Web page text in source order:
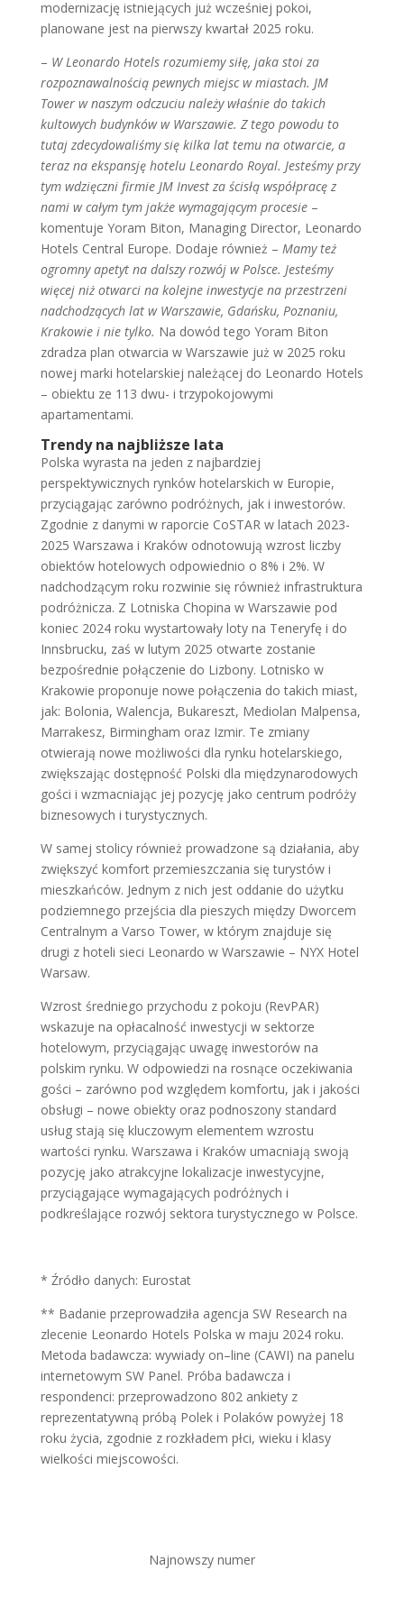
modernizację istniejących już wcześniej pokoi,
planowane jest na pierwszy kwartał 2025 roku.
– W Leonardo Hotels rozumiemy siłę, jaka stoi za
rozpoznawalnością pewnych miejsc w miastach. JM
Tower w naszym odczuciu należy właśnie do takich
kultowych budynków w Warszawie. Z tego powodu to
tutaj zdecydowaliśmy się kilka lat temu na otwarcie, a
teraz na ekspansję hotelu Leonardo Royal. Jesteśmy przy
tym wdzięczni firmie JM Invest za ścisłą współpracę z
nami w całym tym jakże wymagającym procesie–
komentuje Yoram Biton, Managing Director, Leonardo
Hotels Central Europe. Dodaje również – Mamy też
ogromny apetyt na dalszy rozwój w Polsce. Jesteśmy
więcej niż otwarci na kolejne inwestycje na przestrzeni
nadchodzących lat w Warszawie, Gdańsku, Poznaniu,
Krakowie i nie tylko. Na dowód tego Yoram Biton
zdradza plan otwarcia w Warszawie już w 2025 roku
nowej marki hotelarskiej należącej do Leonardo Hotels
– obiektu ze 113 dwu- i trzypokojowymi
apartamentami.
Trendy na najbliższe lata
Polska wyrasta na jeden z najbardziej
perspektywicznych rynków hotelarskich w Europie,
przyciągając zarówno podróżnych, jak i inwestorów.
Zgodnie z danymi w raporcie CoSTAR w latach 2023-
2025 Warszawa i Kraków odnotowują wzrost liczby
obiektów hotelowych odpowiednio o 8% i 2%. W
nadchodzącym roku rozwinie się również infrastruktura
podróżnicza. Z Lotniska Chopina w Warszawie pod
koniec 2024 roku wystartowały loty na Teneryfę i do
Innsbrucku, zaś w lutym 2025 otwarte zostanie
bezpośrednie połączenie do Lizbony. Lotnisko w
Krakowie proponuje nowe połączenia do takich miast,
jak: Bolonia, Walencja, Bukareszt, Mediolan Malpensa,
Marrakesz, Birmingham oraz Izmir. Te zmiany
otwierają nowe możliwości dla rynku hotelarskiego,
zwiększając dostępność Polski dla międzynarodowych
gości i wzmacniając jej pozycję jako centrum podróży
biznesowych i turystycznych.
W samej stolicy również prowadzone są działania, aby
zwiększyć komfort przemieszczania się turystów i
mieszkańców. Jednym z nich jest oddanie do użytku
podziemnego przejścia dla pieszych między Dworcem
Centralnym a Varso Tower, w którym znajduje się
drugi z hoteli sieci Leonardo w Warszawie – NYX Hotel
Warsaw.
Wzrost średniego przychodu z pokoju (RevPAR)
wskazuje na opłacalność inwestycji w sektorze
hotelowym, przyciągając uwagę inwestorów na
polskim rynku. W odpowiedzi na rosnące oczekiwania
gości – zarówno pod względem komfortu, jak i jakości
obsługi – nowe obiekty oraz podnoszony standard
usług stają się kluczowym elementem wzrostu
wartości rynku. Warszawa i Kraków umacniają swoją
pozycję jako atrakcyjne lokalizacje inwestycyjne,
przyciągające wymagających podróżnych i
podkreślające rozwój sektora turystycznego w Polsce.
* Źródło danych: Eurostat
** Badanie przeprowadziła agencja SW Research na
zlecenie Leonardo Hotels Polska w maju 2024 roku.
Metoda badawcza: wywiady on–line (CAWI) na panelu
internetowym SW Panel. Próba badawcza i
respondenci: przeprowadzono 802 ankiety z
reprezentatywną próbą Polek i Polaków powyżej 18
roku życia, zgodnie z rozkładem płci, wieku i klasy
wielkości miejscowości.
Najnowszy numer